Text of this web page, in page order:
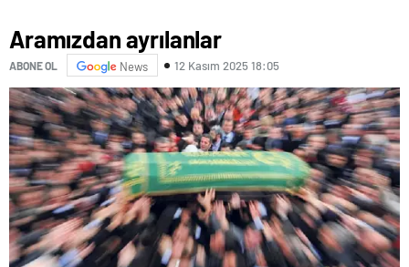
Aramızdan ayrılanlar
ABONE OL News 12 Kasım 2025 18:05